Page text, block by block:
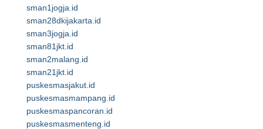
sman1jogja.id
sman28dkijakarta.id
sman3jogja.id
sman81jkt.id
sman2malang.id
sman21jkt.id
puskesmasjakut.id
puskesmasmampang.id
puskesmaspancoran.id
puskesmasmenteng.id